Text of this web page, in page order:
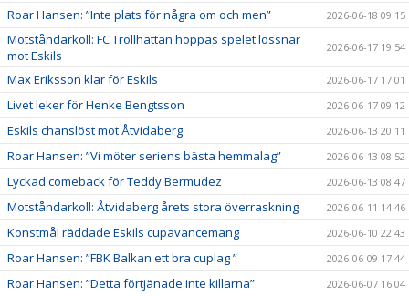
Roar Hansen: ”Inte plats för några om och men” 2026-06-18 09:15
Motståndarkoll: FC Trollhättan hoppas spelet lossnar
mot Eskils
2026-06-17 19:54
Max Eriksson klar för Eskils 2026-06-17 17:01
Livet leker för Henke Bengtsson 2026-06-17 09:12
Eskils chanslöst mot Åtvidaberg 2026-06-13 20:11
Roar Hansen: ”Vi möter seriens bästa hemmalag” 2026-06-13 08:52
Lyckad comeback för Teddy Bermudez 2026-06-13 08:47
Motståndarkoll: Åtvidaberg årets stora överraskning 2026-06-11 14:46
Konstmål räddade Eskils cupavancemang 2026-06-10 22:43
Roar Hansen: ”FBK Balkan ett bra cuplag ” 2026-06-09 17:44
Roar Hansen: ”Detta förtjänade inte killarna” 2026-06-07 16:04